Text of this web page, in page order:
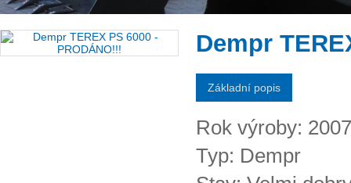
Dempr
Základní popis
Rok výroby: 2007
Typ: Dempr